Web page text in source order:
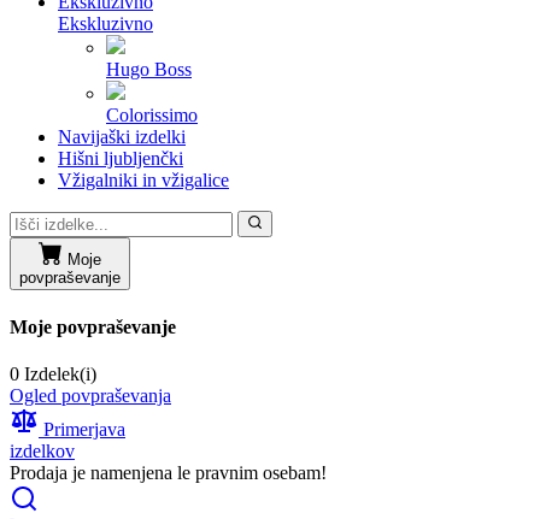
Ekskluzivno
Hugo Boss
Colorissimo
Navijaški izdelki
Hišni ljubljenčki
Vžigalniki in vžigalice
Moje
povpraševanje
Moje povpraševanje
0 Izdelek(i)
Ogled povpraševanja
Primerjava
izdelkov
Prodaja je namenjena le pravnim osebam!